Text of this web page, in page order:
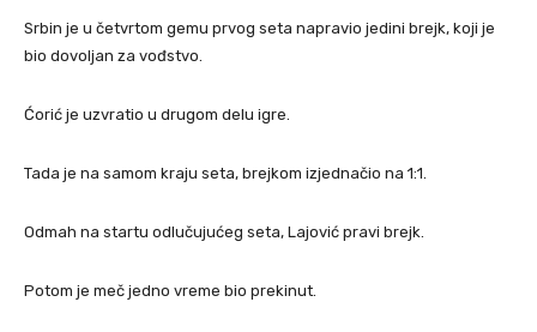
Srbin je u četvrtom gemu prvog seta napravio jedini brejk, koji je
bio dovoljan za vođstvo.
Ćorić je uzvratio u drugom delu igre.
Tada je na samom kraju seta, brejkom izjednačio na 1:1.
Odmah na startu odlučujućeg seta, Lajović pravi brejk.
Potom je meč jedno vreme bio prekinut.